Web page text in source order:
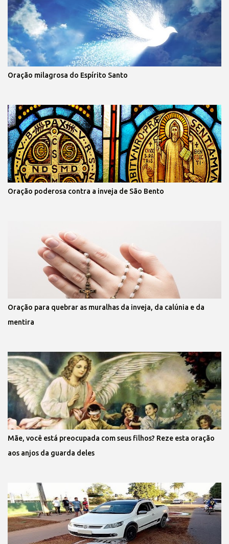
Oração milagrosa do Espírito Santo
Oração poderosa contra a inveja de São Bento
Oração para quebrar as muralhas da inveja, da calúnia e da
mentira
Mãe, você está preocupada com seus filhos? Reze esta oração
aos anjos da guarda deles